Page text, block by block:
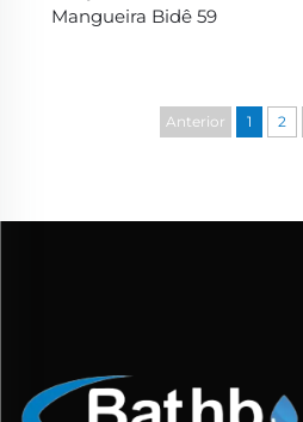
Mangueira Bidê 59
Corrosão)Anterior 1 2